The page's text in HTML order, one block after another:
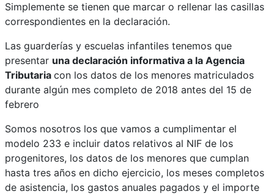
Simplemente se tienen que marcar o rellenar las casillas
correspondientes en la declaración.
Las guarderías y escuelas infantiles tenemos que
presentar una declaración informativa a la Agencia
Tributaria con los datos de los menores matriculados
durante algún mes completo de 2018 antes del 15 de
febrero
Somos nosotros los que vamos a cumplimentar el
modelo 233 e incluir datos relativos al NIF de los
progenitores, los datos de los menores que cumplan
hasta tres años en dicho ejercicio, los meses completos
de asistencia, los gastos anuales pagados y el importe